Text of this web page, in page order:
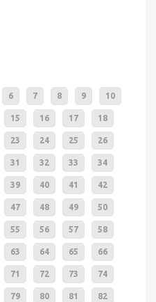
6 7 8 9 10
15 16 17 18
23 24 25 26
31 32 33 34
39 40 41 42
47 48 49 50
55 56 57 58
63 64 65 66
71 72 73 74
79 80 81 82